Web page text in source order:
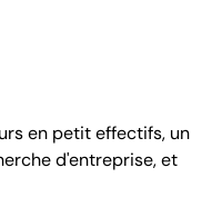
en petit effectifs, un
d'entreprise, et